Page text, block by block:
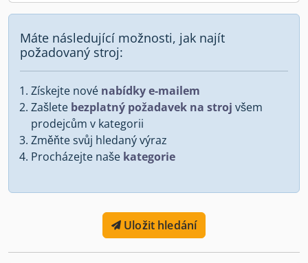
Máte následující možnosti, jak najít
požadovaný stroj:
Získejte nové nabídky e-mailem
Zašlete bezplatný požadavek na stroj všem
prodejcům v kategorii
Změňte svůj hledaný výraz
Procházejte naše kategorie
Uložit hledání